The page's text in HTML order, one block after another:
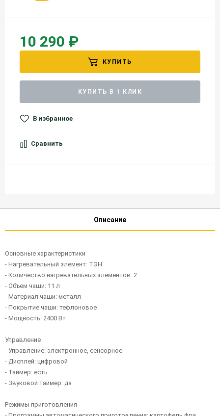
10 290 ₽
КУПИТЬ
КУПИТЬ В 1 КЛИК
В избранное
Сравнить
Описание
Основные характеристики
- Нагревательный элемент: ТЭН
- Количество нагревательных элементов: 2
- Объем чаши: 11 л
- Материал чаши: металл
- Покрытие чаши: тефлоновое
- Мощность: 2400 Вт
Управление
- Управление: электронное, сенсорное
- Дисплей: цифровой
- Таймер: есть
- Звуковой таймер: да
Режимы приготовления